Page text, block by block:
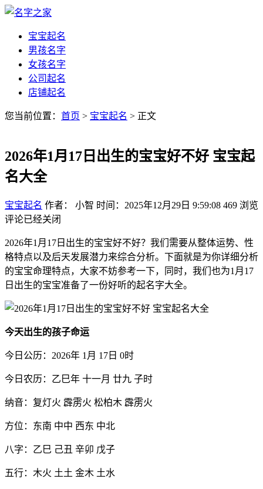
宝宝起名
男孩名字
女孩名字
公司起名
店铺起名
您当前位置： 首页 > 宝宝起名 > 正文
2026年1月17日出生的宝宝好不好 宝宝起
名大全
宝宝起名 作者： 小智 时间：2025年12月29日 9:59:08 469 浏览
评论已经关闭
2026年1月17日出生的宝宝好不好？我们需要从整体运势、性
格特点以及后天发展潜力来综合分析。下面就是为你详细分析
的宝宝命理特点，大家不妨参考一下，同时，我们也为1月17
日出生的宝宝准备了一份好听的起名字大全。
今天出生的孩子命运
今日公历：2026年 1月 17日 0时
今日农历：乙巳年 十一月 廿九 子时
纳音：复灯火 霹雳火 松柏木 霹雳火
方位：东南 中中 西东 中北
八字：乙巳 己丑 辛卯 戊子
五行：木火 土土 金木 土水